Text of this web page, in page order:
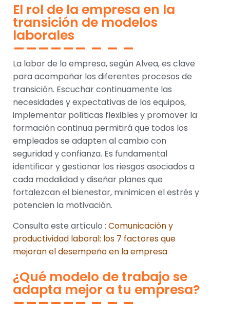
El rol de la empresa en la
transición de modelos
laborales
La labor de la empresa, según Alvea, es clave
para acompañar los diferentes procesos de
transición. Escuchar continuamente las
necesidades y expectativas de los equipos,
implementar políticas flexibles y promover la
formación continua permitirá que todos los
empleados se adapten al cambio con
seguridad y confianza. Es fundamental
identificar y gestionar los riesgos asociados a
cada modalidad y diseñar planes que
fortalezcan el bienestar, minimicen el estrés y
potencien la motivación.
Consulta este artículo : Comunicación y
productividad laboral: los 7 factores que
mejoran el desempeño en la empresa
¿Qué modelo de trabajo se
adapta mejor a tu empresa?